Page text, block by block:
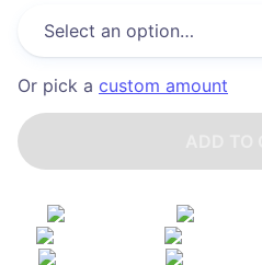
Or pick a custom amount